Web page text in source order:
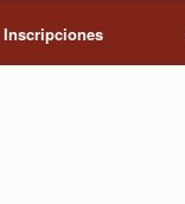
Inscripciones